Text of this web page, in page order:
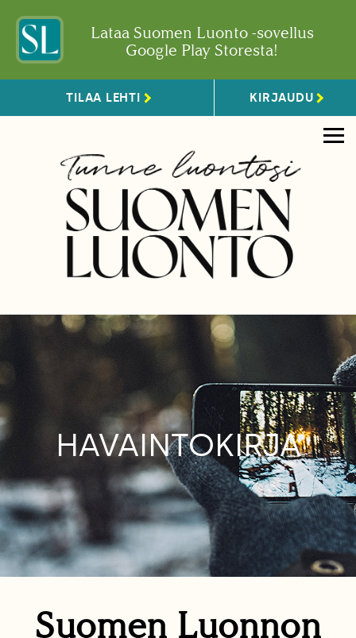
Lataa Suomen Luonto -sovellus
Google Play Storesta!
TILAA LEHTI KIRJAUDU
HAVAINTOKIRJA
Suomen Luonnon